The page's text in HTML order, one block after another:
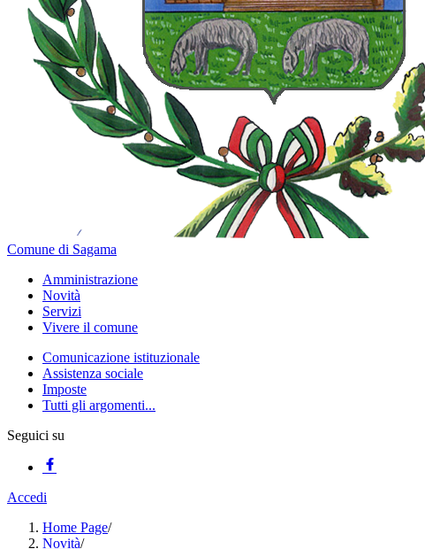
Comune di Sagama
Amministrazione
Novità
Servizi
Vivere il comune
Comunicazione istituzionale
Assistenza sociale
Imposte
Tutti gli argomenti...
Seguici su
Accedi
Home Page/
Novità/